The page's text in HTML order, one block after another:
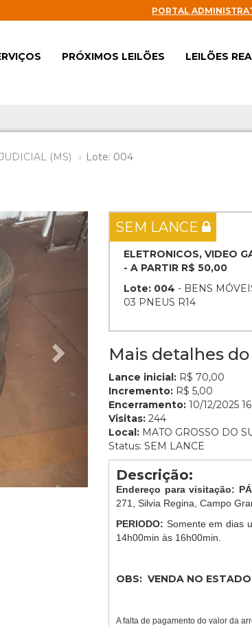
PORTAL
PRÓXIMOS LEILÕES LEILÕES
(MS) Lote: 004
Next SEM LANCE
ELETRONICOS, VIDEO
- A PARTIR R$ 50,00
Lote: 004 - BENS
03 PNEUS R14
Mais detalhes
Lance inicial: R$ 70,00
Incremento: R$ 5,00
Encerramento: 10/12/2025
Visitas: 244
Local: MATO GROSSO DO
Status: SEM LANCE
Descrição:
Endereço para visitação:
271, Silvia Regina, Campo
PERIODO: Somente em dias
14h00min às 16h00min.
OBS: VENDA NO
A falta de pagamento do valor da